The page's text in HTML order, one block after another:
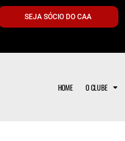
SEJA SÓCIO DO CAA
HOME O CLUBE